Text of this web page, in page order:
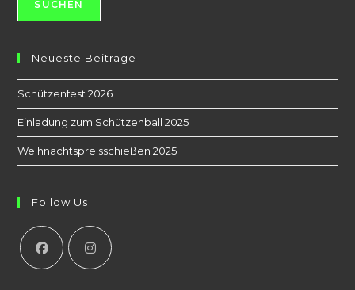
SUCHEN
Neueste Beiträge
Schützenfest 2026
Einladung zum Schützenball 2025
Weihnachtspreisschießen 2025
Follow Us